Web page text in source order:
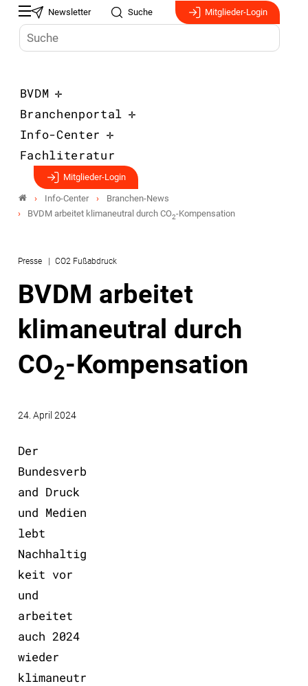
Newsletter Suche Mitglieder-Login
BVDM
Branchenportal
Info-Center
Fachliteratur
Mitglieder-Login
Info-Center
Branchen-News
BVDM arbeitet klimaneutral durch CO2-Kompensation
Presse CO2 Fußabdruck
BVDM arbeitet
klimaneutral durch
CO2-Kompensation
24. April 2024
Der
Bundesverb
and Druck
und Medien
lebt
Nachhaltig
keit vor
und
arbeitet
auch 2024
wieder
klimaneutr